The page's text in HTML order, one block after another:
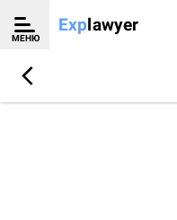
МЕНЮ
Explawyer